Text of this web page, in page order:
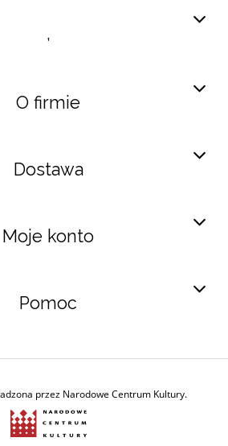
,
O firmie
Dostawa
Moje konto
Pomoc
przez Narodowe Centrum Kultury.